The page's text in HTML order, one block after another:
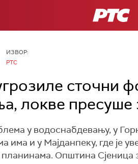
РТС
ИЗВОР:
РТС
сточни
локве пресуше
у водоснабдевању, у
има и у Мајданпеку, где је
Општина Сјеница